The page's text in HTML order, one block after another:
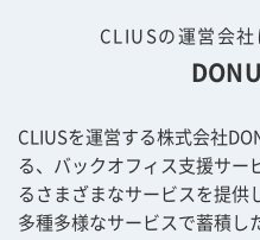
CLIUSの運営会
CLIUSを運営する株式会社
る、バックオフィス支援サー
るさまざまなサービスを提供
多種多様なサービスで蓄積し